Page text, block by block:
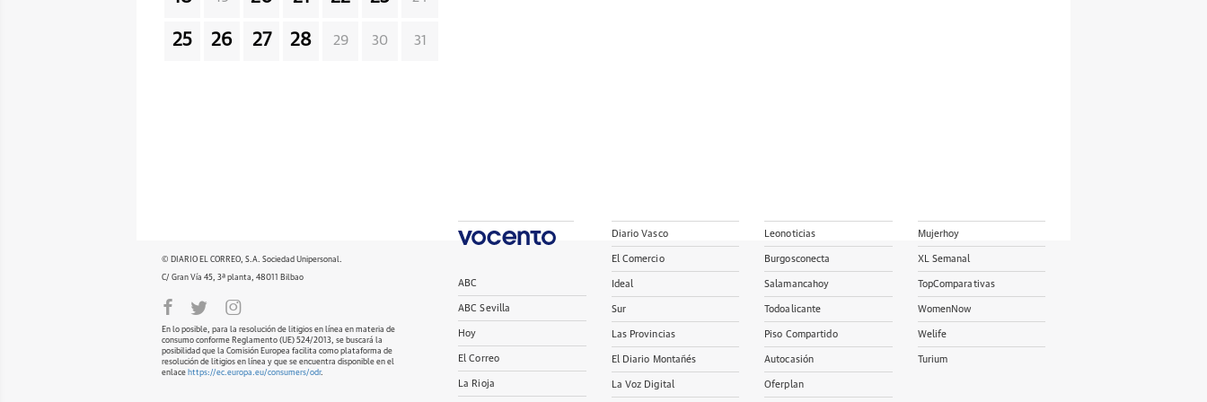
25 26 27 28 29 30 31
© DIARIO EL CORREO, S.A. Sociedad Unipersonal.
C/ Gran Vía 45, 3ª planta, 48011 Bilbao
En lo posible, para la resolución de litigios en línea en materia de
consumo conforme Reglamento (UE) 524/2013, se buscará la
posibilidad que la Comisión Europea facilita como plataforma de
resolución de litigios en línea y que se encuentra disponible en el
enlace https://ec.europa.eu/consumers/odr.
ABC
ABC Sevilla
Hoy
El Correo
La Rioja
Diario Vasco
El Comercio
Ideal
Sur
Las Provincias
El Diario Montañés
La Voz Digital
Leonoticias
Burgosconecta
Salamancahoy
Todoalicante
Piso Compartido
Autocasión
Oferplan
Mujerhoy
XL Semanal
TopComparativas
WomenNow
Welife
Turium